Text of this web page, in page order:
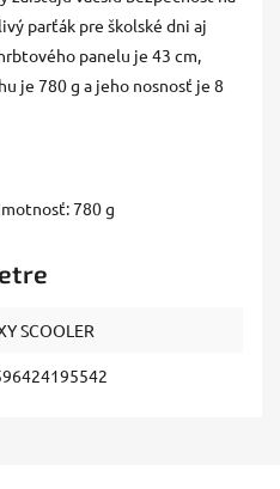
parťák pre školské dni aj
panelu je 43 cm,
je 780 g a jeho nosnosť je 8
780 g
SCOOLER